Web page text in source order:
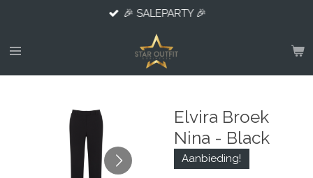
naar
hoofdinhoud
🎉 SALEPARTY 🎉
Elvira Broek
Nina - Black
Aanbieding!